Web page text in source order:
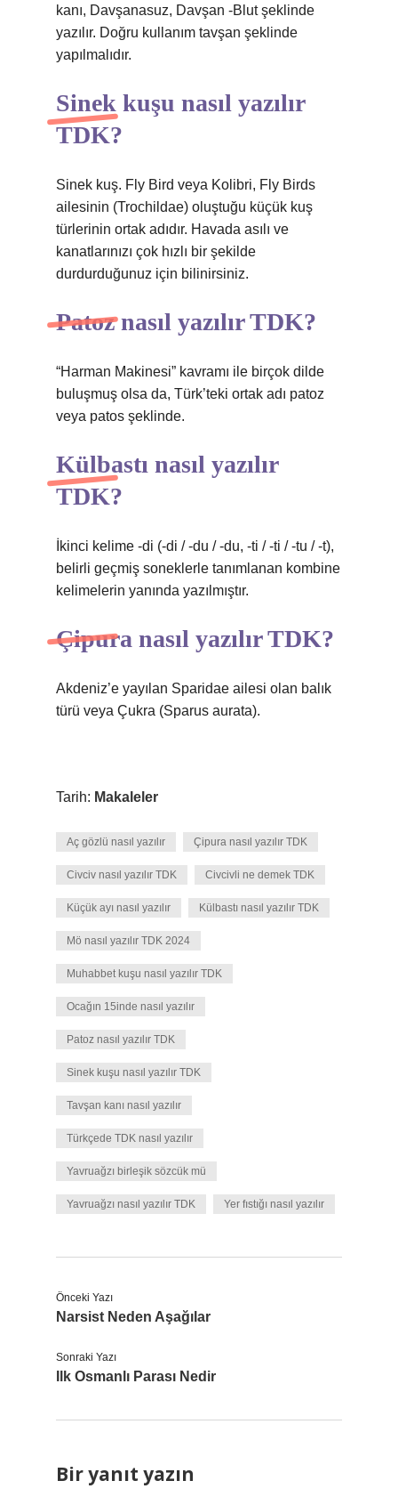
kanı, Davşanasuz, Davşan -Blut şeklinde
yazılır. Doğru kullanım tavşan şeklinde
yapılmalıdır.
Sinek kuşu nasıl yazılır
TDK?
Sinek kuş. Fly Bird veya Kolibri, Fly Birds
ailesinin (Trochildae) oluştuğu küçük kuş
türlerinin ortak adıdır. Havada asılı ve
kanatlarınızı çok hızlı bir şekilde
durdurduğunuz için bilinirsiniz.
Patoz nasıl yazılır TDK?
“Harman Makinesi” kavramı ile birçok dilde
buluşmuş olsa da, Türk’teki ortak adı patoz
veya patos şeklinde.
Külbastı nasıl yazılır
TDK?
İkinci kelime -di (-di / -du / -du, -ti / -ti / -tu / -t),
belirli geçmiş soneklerle tanımlanan kombine
kelimelerin yanında yazılmıştır.
Çipura nasıl yazılır TDK?
Akdeniz’e yayılan Sparidae ailesi olan balık
türü veya Çukra (Sparus aurata).
Tarih: Makaleler
Aç gözlü nasıl yazılır Çipura nasıl yazılır TDK
Civciv nasıl yazılır TDK Civcivli ne demek TDK
Küçük ayı nasıl yazılır Külbastı nasıl yazılır TDK
Mö nasıl yazılır TDK 2024
Muhabbet kuşu nasıl yazılır TDK
Ocağın 15inde nasıl yazılır
Patoz nasıl yazılır TDK
Sinek kuşu nasıl yazılır TDK
Tavşan kanı nasıl yazılır
Türkçede TDK nasıl yazılır
Yavruağzı birleşik sözcük mü
Yavruağzı nasıl yazılır TDK Yer fıstığı nasıl yazılır
Önceki Yazı
Narsist Neden Aşağılar
Sonraki Yazı
Ilk Osmanlı Parası Nedir
Bir yanıt yazın